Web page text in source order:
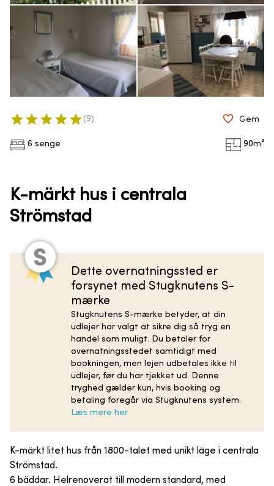
6 senge 90m²
( 9 ) Gem
K-märkt hus i centrala
Strömstad
Dette overnatningssted er
forsynet med Stugknutens S-
mærke
Stugknutens S-mærke betyder, at din
udlejer har valgt at sikre dig så tryg en
handel som muligt. Du betaler for
overnatningsstedet samtidigt med
bookningen, men lejen udbetales ikke til
udlejer, før du har tjekket ud. Denne
tryghed gælder kun, hvis booking og
betaling foregår via Stugknutens system.
Læs mere her
K-märkt litet hus från 1800-talet med unikt läge i centrala
Strömstad.
6 bäddar. Helrenoverat till modern standard, med